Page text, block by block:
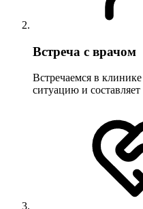
Встреча с врачом
Встречаемся в
ситуацию и